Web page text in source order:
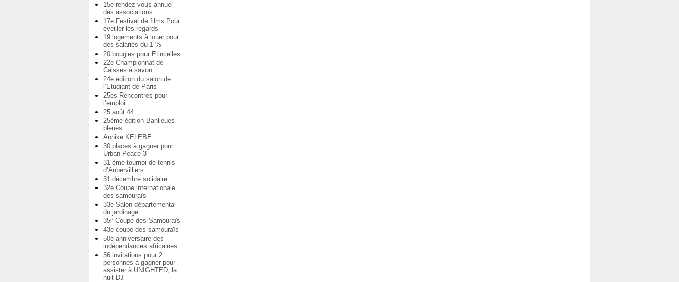
15e rendez-vous annuel
des associations
17e Festival de films Pour
éveiller les regards
19 logements à louer pour
des salariés du 1 %
20 bougies pour Etincelles
22e Championnat de
Caisses à savon
24e édition du salon de
l’Etudiant de Paris
25es Rencontres pour
l’emploi
25 août 44
25ème édition Banlieues
bleues
Annike KELEBE
30 places à gagner pour
Urban Peace 3
31 ème tournoi de tennis
d’Aubervilliers
31 décembre solidaire
32e Coupe internationale
des samouraïs
33e Salon départemental
du jardinage
35e Coupe des Samouraïs
43e coupe des samouraïs
50e anniversaire des
indépendances africaines
56 invitations pour 2
personnes à gagner pour
assister à UNIGHTED, la
nuit DJ